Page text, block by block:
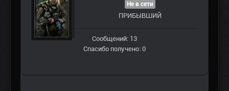
Не в сети
ПРИБЫВШИЙ
Сообщений: 13
Спасибо получено: 0